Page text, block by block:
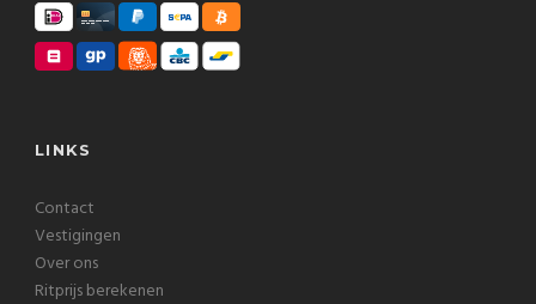
LINKS
Contact
Vestigingen
Over ons
Ritprijs berekenen